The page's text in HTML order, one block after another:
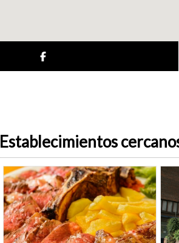
Establecimientos